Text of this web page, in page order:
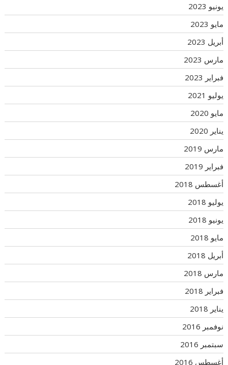
يونيو 2023
مايو 2023
أبريل 2023
مارس 2023
فبراير 2023
يوليو 2021
مايو 2020
يناير 2020
مارس 2019
فبراير 2019
أغسطس 2018
يوليو 2018
يونيو 2018
مايو 2018
أبريل 2018
مارس 2018
فبراير 2018
يناير 2018
نوفمبر 2016
سبتمبر 2016
أغسطس 2016